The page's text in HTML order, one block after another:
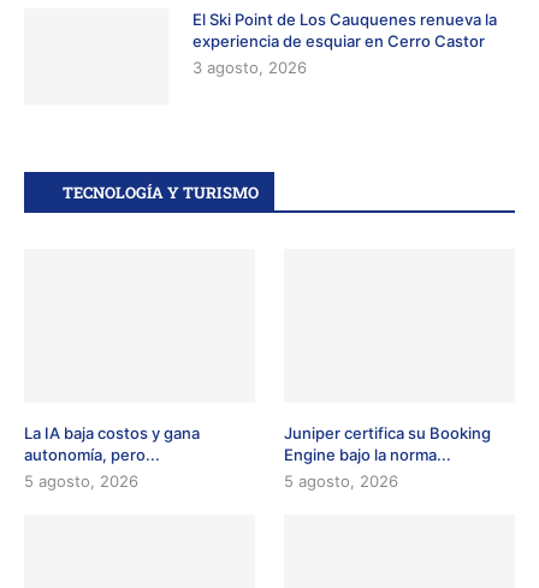
El Ski Point de Los Cauquenes renueva la
experiencia de esquiar en Cerro Castor
3 agosto, 2026
TECNOLOGÍA Y TURISMO
La IA baja costos y gana
autonomía, pero...
5 agosto, 2026
Juniper certifica su Booking
Engine bajo la norma...
5 agosto, 2026